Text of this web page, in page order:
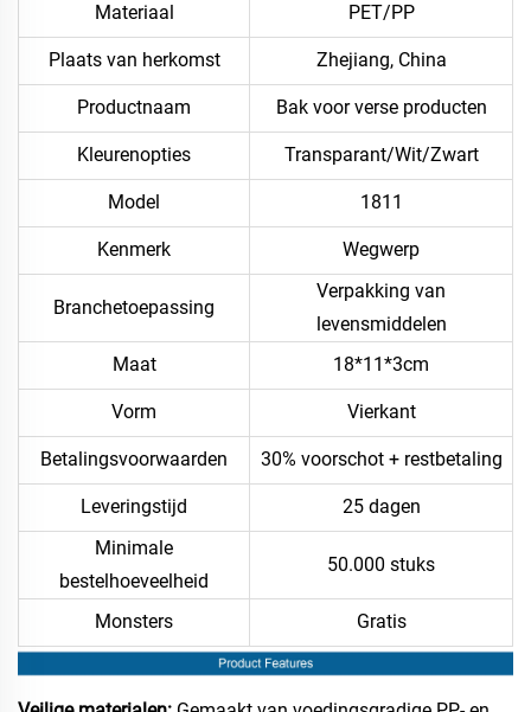
Materiaal PET/PP
Plaats van herkomst Zhejiang, China
Productnaam Bak voor verse producten
Kleurenopties Transparant/Wit/Zwart
Model 1811
Kenmerk Wegwerp
Branchetoepassing
Verpakking van
levensmiddelen
Maat
18*11*3cm
Vorm Vierkant
Betalingsvoorwaarden 30% voorschot + restbetaling
Leveringstijd
25 dagen
Minimale
bestelhoeveelheid
50.000 stuks
Monsters Gratis